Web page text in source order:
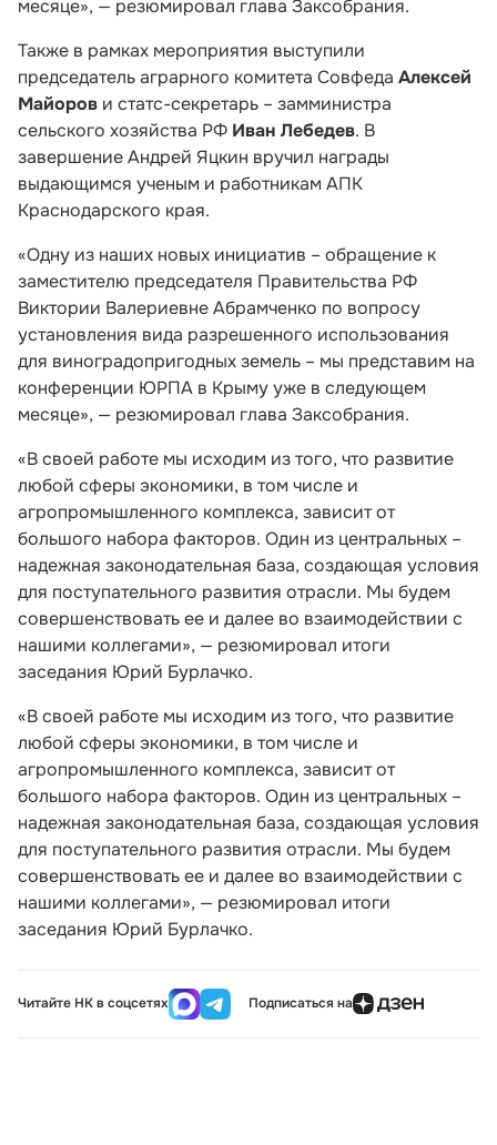
месяце», — резюмировал глава Заксобрания.
Также в рамках мероприятия выступили
председатель аграрного комитета Совфеда Алексей
Майоров и статс-секретарь – замминистра
сельского хозяйства РФ Иван Лебедев. В
завершение Андрей Яцкин вручил награды
выдающимся ученым и работникам АПК
Краснодарского края.
«Одну из наших новых инициатив – обращение к
заместителю председателя Правительства РФ
Виктории Валериевне Абрамченко по вопросу
установления вида разрешенного использования
для виноградопригодных земель – мы представим на
конференции ЮРПА в Крыму уже в следующем
месяце», — резюмировал глава Заксобрания.
«В своей работе мы исходим из того, что развитие
любой сферы экономики, в том числе и
агропромышленного комплекса, зависит от
большого набора факторов. Один из центральных –
надежная законодательная база, создающая условия
для поступательного развития отрасли. Мы будем
совершенствовать ее и далее во взаимодействии с
нашими коллегами», — резюмировал итоги
заседания Юрий Бурлачко.
«В своей работе мы исходим из того, что развитие
любой сферы экономики, в том числе и
агропромышленного комплекса, зависит от
большого набора факторов. Один из центральных –
надежная законодательная база, создающая условия
для поступательного развития отрасли. Мы будем
совершенствовать ее и далее во взаимодействии с
нашими коллегами», — резюмировал итоги
заседания Юрий Бурлачко.
Читайте НК в соцсетях Подписаться на